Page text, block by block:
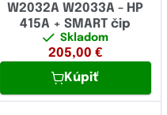
W2032A W2033A - HP
415A + SMART čip
Skladom
205,00 €
Kúpiť